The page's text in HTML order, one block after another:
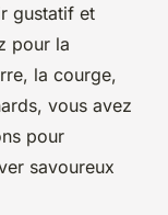
gustatif et
pour la
la courge,
vous avez
pour
savoureux